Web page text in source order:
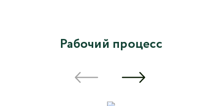
Рабочий процесс